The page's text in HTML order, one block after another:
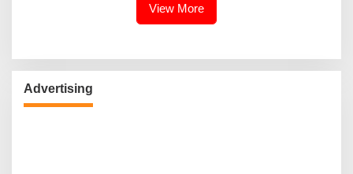
View More
Advertising